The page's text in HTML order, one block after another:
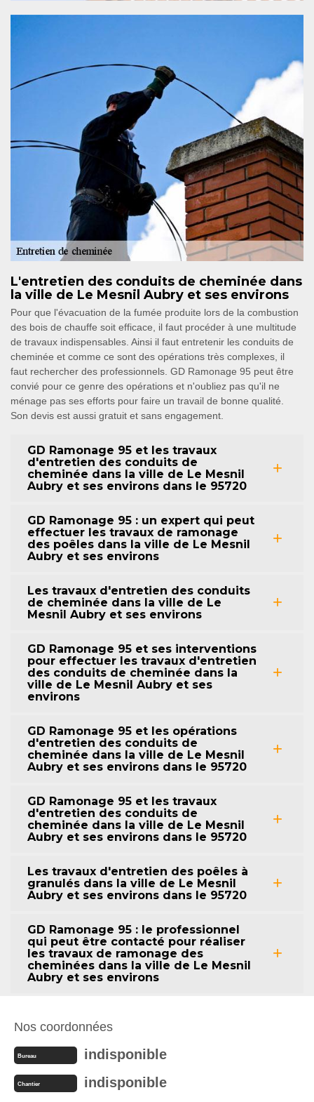
L'entretien des conduits de cheminée dans
la ville de Le Mesnil Aubry et ses environs
Pour que l'évacuation de la fumée produite lors de la combustion
des bois de chauffe soit efficace, il faut procéder à une multitude
de travaux indispensables. Ainsi il faut entretenir les conduits de
cheminée et comme ce sont des opérations très complexes, il
faut rechercher des professionnels. GD Ramonage 95 peut être
convié pour ce genre des opérations et n'oubliez pas qu'il ne
ménage pas ses efforts pour faire un travail de bonne qualité.
Son devis est aussi gratuit et sans engagement.
GD Ramonage 95 et les travaux
d'entretien des conduits de
cheminée dans la ville de Le Mesnil
Aubry et ses environs dans le 95720
GD Ramonage 95 : un expert qui peut
effectuer les travaux de ramonage
des poêles dans la ville de Le Mesnil
Aubry et ses environs
Les travaux d'entretien des conduits
de cheminée dans la ville de Le
Mesnil Aubry et ses environs
GD Ramonage 95 et ses interventions
pour effectuer les travaux d'entretien
des conduits de cheminée dans la
ville de Le Mesnil Aubry et ses
environs
GD Ramonage 95 et les opérations
d'entretien des conduits de
cheminée dans la ville de Le Mesnil
Aubry et ses environs dans le 95720
GD Ramonage 95 et les travaux
d'entretien des conduits de
cheminée dans la ville de Le Mesnil
Aubry et ses environs dans le 95720
Les travaux d'entretien des poêles à
granulés dans la ville de Le Mesnil
Aubry et ses environs dans le 95720
GD Ramonage 95 : le professionnel
qui peut être contacté pour réaliser
les travaux de ramonage des
cheminées dans la ville de Le Mesnil
Aubry et ses environs
Nos coordonnées
Bureau indisponible
Chantier indisponible